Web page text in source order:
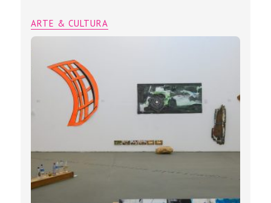
ARTE & CULTURA